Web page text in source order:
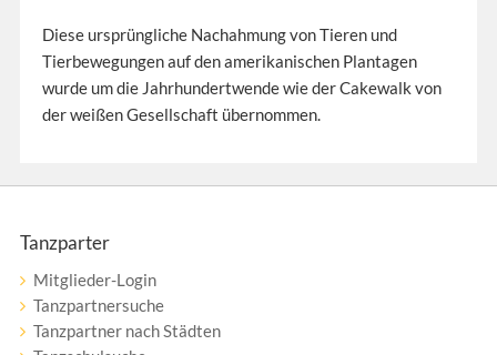
Diese ursprüngliche Nachahmung von Tieren und
Tierbewegungen auf den amerikanischen Plantagen
wurde um die Jahrhundertwende wie der Cakewalk von
der weißen Gesellschaft übernommen.
Tanzparter
Mitglieder-Login
Tanzpartnersuche
Tanzpartner nach Städten